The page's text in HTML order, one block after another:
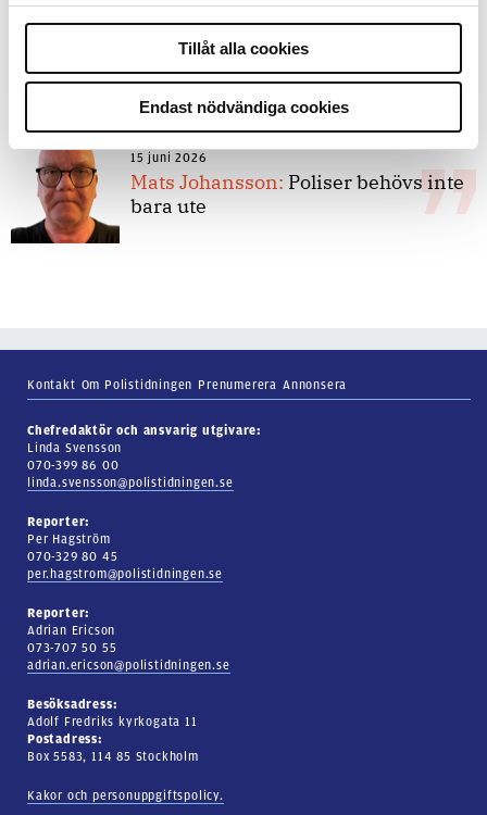
Tillåt alla cookies
Endast nödvändiga cookies
7 juli 2026
Debatt:Med för höga krav på evidens
kan polisen inte göra något alls
15 juni 2026
Mats Johansson: Poliser behövs inte
bara ute
Kontakt Om Polistidningen Prenumerera Annonsera
Chefredaktör och ansvarig utgivare:
Linda Svensson
070-399 86 00
linda.svensson@polistidningen.se
Reporter:
Per Hagström
070-329 80 45
per.hagstrom@polistidningen.se
Reporter:
Adrian Ericson
073-707 50 55
adrian.ericson@polistidningen.se
Besöksadress:
Adolf Fredriks kyrkogata 11
Postadress:
Box 5583, 114 85 Stockholm
Kakor och personuppgiftspolicy.